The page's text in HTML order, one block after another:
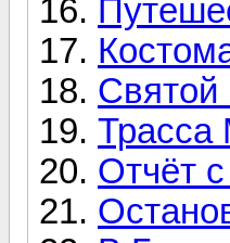
Святой
Отчёт